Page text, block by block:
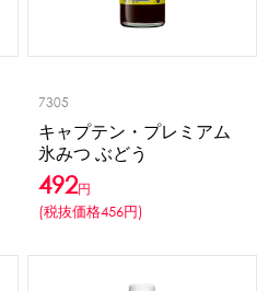
器・備品
風船
ポスター
7305
キャプテン・プレミアム
氷みつ ぶどう
492円
(税抜価格456円)